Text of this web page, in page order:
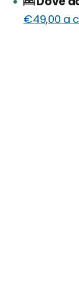
€49,00 a